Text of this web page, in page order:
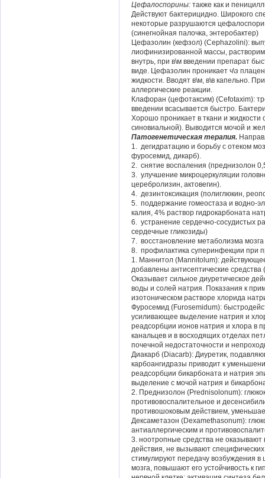
Цефалоспорины: также как и
Действуют бактерицидно. Широкого
некоторые разрушаются
(синегнойная палочка, энтеробактер)
Цефазолин (кефзол) (Cephazolini):
лиофинизированной массы,
внутрь, при в\м введении препарат
виде. Цефазолин проникает ч\з
жидкости. Вводят в\м, в\в капельно.
аллергические реакции.
Клафоран (цефотаксим) (Cefotaxim):
введении всасывается быстро.
Хорошо проникает в ткани и
синовиальной). Выводится мочой и
Патогенетическая терапия.
1. дегидратацию и борьбу с отеком
фуросемид, дикарб).
2. снятие воспаления (преднизолон
3. улучшение микроцеркуляции
церебролизин, актовегин).
4. дезинтоксикация (полиглюкин,
5. поддержание гомеостаза и водно-
калия, 4% раствор гидрокарбоната
6. устранение сердечно-сосудистых
сердечные гликозиды)
7. восстановление метаболизма
8. профилактика суперинфекции при
1. Маннитол (Mannitolum):
добавлены антисептические
Оказывает сильное диуретическое
воды и солей натрия. Показания к
изотоническом растворе хлорида
Фуросемид (Furosemidum):
усиливающее выделение натрия и
реадсорбции ионов натрия и хлора в
канальцев и в восходящих отделах
почечной недостаточности и
Диакарб (Diacarb): Диуретик,
карбоангидразы приводит к
реадсорбции бикарбоната и натрия
выделение с мочой натрия и
2. Преднизолон (Prednisolonum):
противовоспалительное и
противошоковым действием,
Дексаметазон (Dexamethasonum):
антиаллергическим и
3. ноотропные средства не
действия, не вызывают
стимулируют передачу возбуждения
мозга, повышают его устойчивость к